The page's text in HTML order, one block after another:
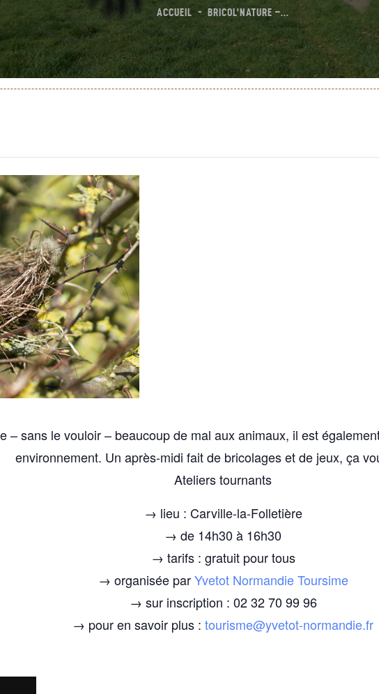
ACCUEIL BRICOL’NATURE –...
Agenda
Contactez-Nous
– sans le vouloir – beaucoup de mal aux animaux, il est
environnement. Un après-midi fait de bricolages et de jeux, ça
Ateliers tournants
→ lieu : Carville-la-Folletière
→ de 14h30 à 16h30
→ tarifs : gratuit pour tous
→ organisée parYvetot Normandie Toursime
→ sur inscription : 02 32 70 99 96
→ pour en savoir plus : tourisme@yvetot-normandie.fr